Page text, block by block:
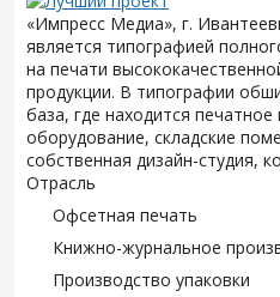
«Импресс Медиа», г.
является типографией
на печати
продукции. В типографии
база, где находится
оборудование, складские
собственная дизайн-студия,
Отрасль
Офсетная печать
Книжно-журнальное
Производство упаковки